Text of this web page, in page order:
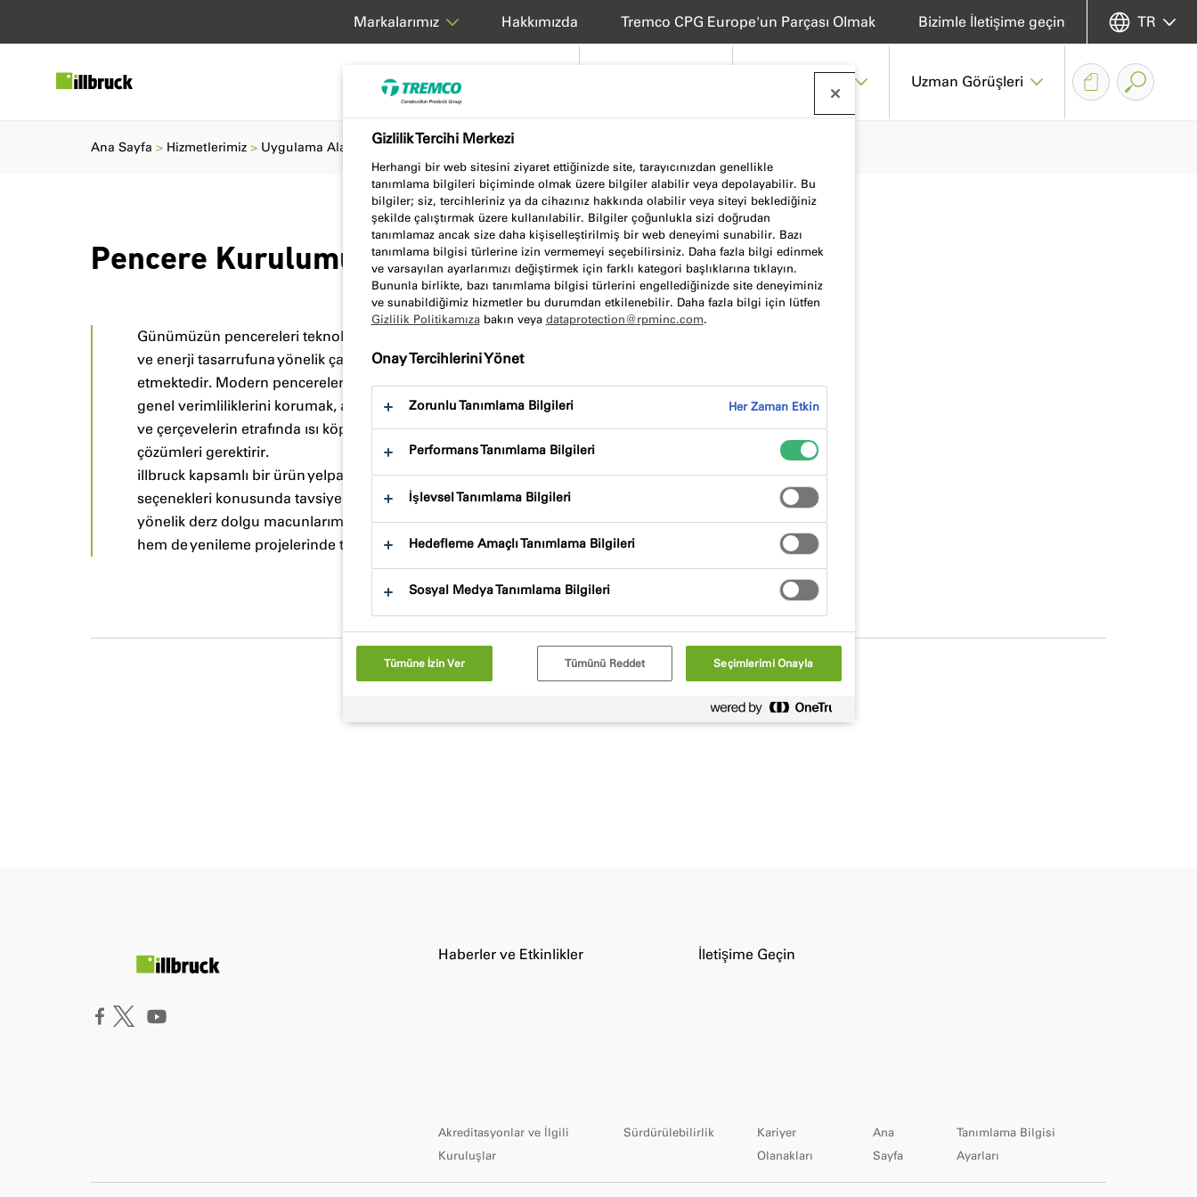
Ürünler ve Sistemler Uzman Görüşleri
Hakkımızda Tremco CPG Europe'un Parçası Olmak Bizimle İletişime geçin
Markalarımız TR
Pencere Kurulumu
Günümüzün pencereleri teknolojik olarak giderek daha ileri düzeydedir
ve enerji tasarrufuna yönelik çabalar devam ettikçe gelişmeye devam
etmektedir. Modern pencereler, birleşim yerlerini yalıtmak ve böylece
genel verimliliklerini korumak, aynı zamanda enerji kayıplarını önlemek
ve çerçevelerin etrafında ısı köprülerini önlemek için gelişmiş yalıtım
çözümleri gerektirir.
illbruck kapsamlı bir ürün yelpazesine sahiptir ve kurulum ve sızdırmazlık
seçenekleri konusunda tavsiyeler sunmaktadır. Pencere ve cephelere
yönelik derz dolgu macunlarımız tamamen entegredir ve hem yeni inşaat
hem de yenileme projelerinde tüm bina kabuğu için çözümler sunar.
Ana Sayfa Hizmetlerimiz Uygulama Alanları Pencere Kurulumu
Haberler ve Etkinlikler İletişime Geçin
Akreditasyonlar ve İlgili
Kuruluşlar
Sürdürülebilirlik
Kariyer
Olanakları
Ana
Sayfa
Tanımlama Bilgisi
Ayarları
Gizlilik Tercihi Merkezi
Herhangi bir web sitesini ziyaret ettiğinizde site, tarayıcınızdan genellikle
tanımlama bilgileri biçiminde olmak üzere bilgiler alabilir veya depolayabilir. Bu
bilgiler; siz, tercihleriniz ya da cihazınız hakkında olabilir veya siteyi beklediğiniz
şekilde çalıştırmak üzere kullanılabilir. Bilgiler çoğunlukla sizi doğrudan
tanımlamaz ancak size daha kişiselleştirilmiş bir web deneyimi sunabilir. Bazı
tanımlama bilgisi türlerine izin vermemeyi seçebilirsiniz. Daha fazla bilgi edinmek
ve varsayılan ayarlarımızı değiştirmek için farklı kategori başlıklarına tıklayın.
Bununla birlikte, bazı tanımlama bilgisi türlerini engellediğinizde site deneyiminiz
ve sunabildiğimiz hizmetler bu durumdan etkilenebilir. Daha fazla bilgi için lütfen
Gizlilik Politikamızabakın veya dataprotection@rpminc.com.
Onay Tercihlerini Yönet
Zorunlu Tanımlama Bilgileri Her Zaman Etkin
Performans Tanımlama Bilgileri
İşlevsel Tanımlama Bilgileri
Hedefleme Amaçlı Tanımlama Bilgileri
Sosyal Medya Tanımlama Bilgileri
Tümüne İzin Ver Tümünü Reddet Seçimlerimi Onayla